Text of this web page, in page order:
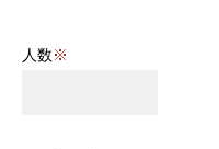
人数※